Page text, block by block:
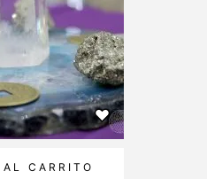
CARRITO